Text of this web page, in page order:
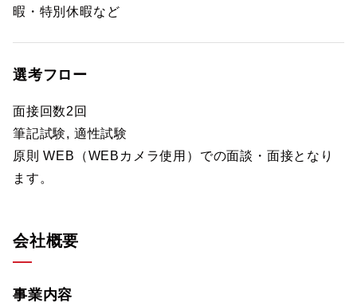
暇・特別休暇など
選考フロー
面接回数2回
筆記試験, 適性試験
原則 WEB（WEBカメラ使用）での面談・面接となり
ます。
会社概要
事業内容